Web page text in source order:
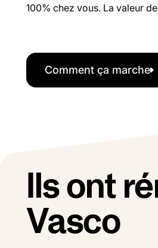
100% chez vous. La valeur
Comment ça
Comment ça marche
Ils ont
Vasco